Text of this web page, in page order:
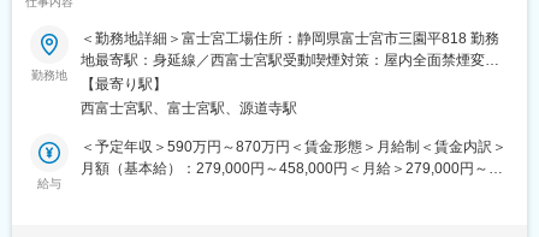
・異常発生時の問題解決
■本ポジションの魅力
医療機器という商品を通じて、社会への貢献を実感できます。積
ドを持つメンバーが自身の専門領域以外にも挑戦し、幅広い業務
で活躍をしています。アイデアを出し合ったり、相談し合いなが
職による人員補充を目的に新たなメンバーを募集いたします。
■業務内容：
各種業務を遂行するにあたり、関連法令に基づく対応や、関連各
課や外部業者との業務調整を行います。
・ユーティリティー設備（ボイラー・冷凍機・コンプレッサー
等）の操作・点検・保守の実施
勤務地
＜勤務地詳細＞富士宮工場住所：静岡県富士宮市三園平818 勤務
地最寄駅：身延線／西富士宮駅受動喫煙対策：屋内全面禁煙変更
の範囲：会社の定める事業所
【最寄り駅】
西富士宮駅、富士宮駅、源道寺駅
給与
＜予定年収＞590万円～870万円＜賃金形態＞月給制＜賃金内訳＞
月額（基本給）：279,000円～458,000円＜月給＞279,000円～